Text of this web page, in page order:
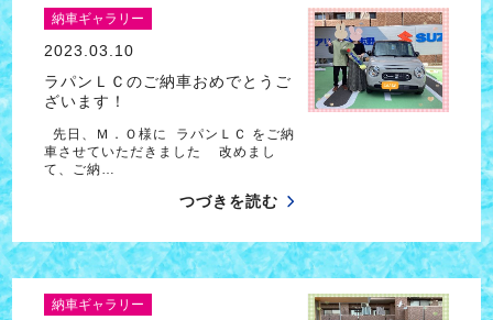
納車ギャラリー
2023.03.10
ラパンＬＣのご納車おめでとうご
ざいます！
先日、Ｍ．Ｏ様に ラパンＬＣ をご納
車させていただきました 改めまし
て、ご納…
つづきを読む
納車ギャラリー